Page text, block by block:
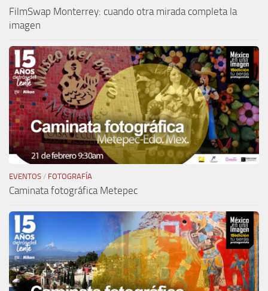
FilmSwap Monterrey: cuando otra mirada completa la
imagen
EVENTOS / FOTOGRAFÍA
Caminata fotográfica Metepec